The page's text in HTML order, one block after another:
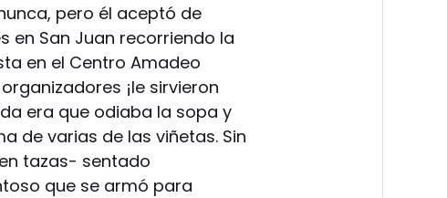
pero él aceptó de
en San Juan recorriendo la
en el Centro Amadeo
¡le sirvieron
era que odiaba la sopa y
de varias de las viñetas. Sin
tazas- sentado
que se armó para